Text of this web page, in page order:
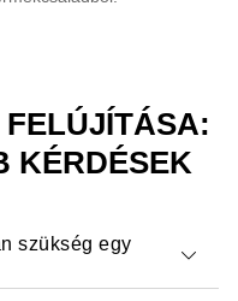
KÉRDÉSEK
szükség egy